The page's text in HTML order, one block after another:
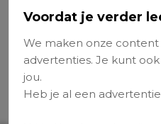
Voordat je verder
We maken onze
advertenties. Je kunt
jou.
Heb je al een